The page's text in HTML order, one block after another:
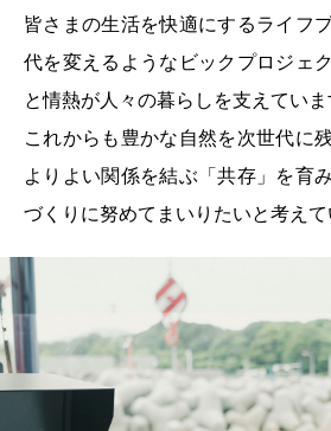
皆さまの生活を快適にするライフ
代を変えるようなビックプロジェク
と情熱が人々の暮らしを支えていま
これからも豊かな自然を次世代に残
よりよい関係を結ぶ「共存」を育
づくりに努めてまいりたいと考えて